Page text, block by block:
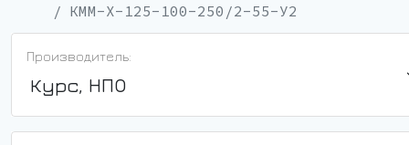
КММ-Х-125-100-250/2-55-У2
Производитель:
Курс, НПО